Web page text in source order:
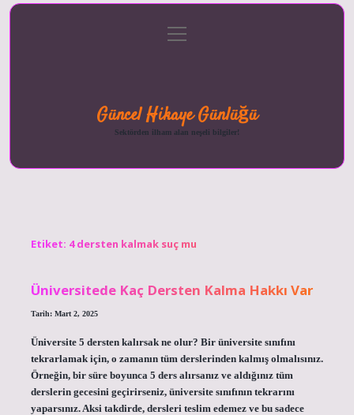
menüyü
aç
Güncel Hikaye Günlüğü
Sektörden ilham alan neşeli bilgiler!
Etiket: 4 dersten kalmak suç mu
Üniversitede Kaç Dersten Kalma Hakkı Var
Tarih: Mart 2, 2025
Üniversite 5 dersten kalırsak ne olur? Bir üniversite sınıfını
tekrarlamak için, o zamanın tüm derslerinden kalmış olmalısınız.
Örneğin, bir süre boyunca 5 ders alırsanız ve aldığınız tüm
derslerin gecesini geçirirseniz, üniversite sınıfının tekrarını
yaparsınız. Aksi takdirde, dersleri teslim edemez ve bu sadece